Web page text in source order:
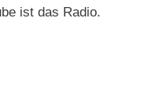
ist das Radio.